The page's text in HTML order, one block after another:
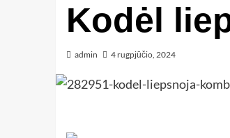
Kodėl
admin 4 rugpjūčio, 2024